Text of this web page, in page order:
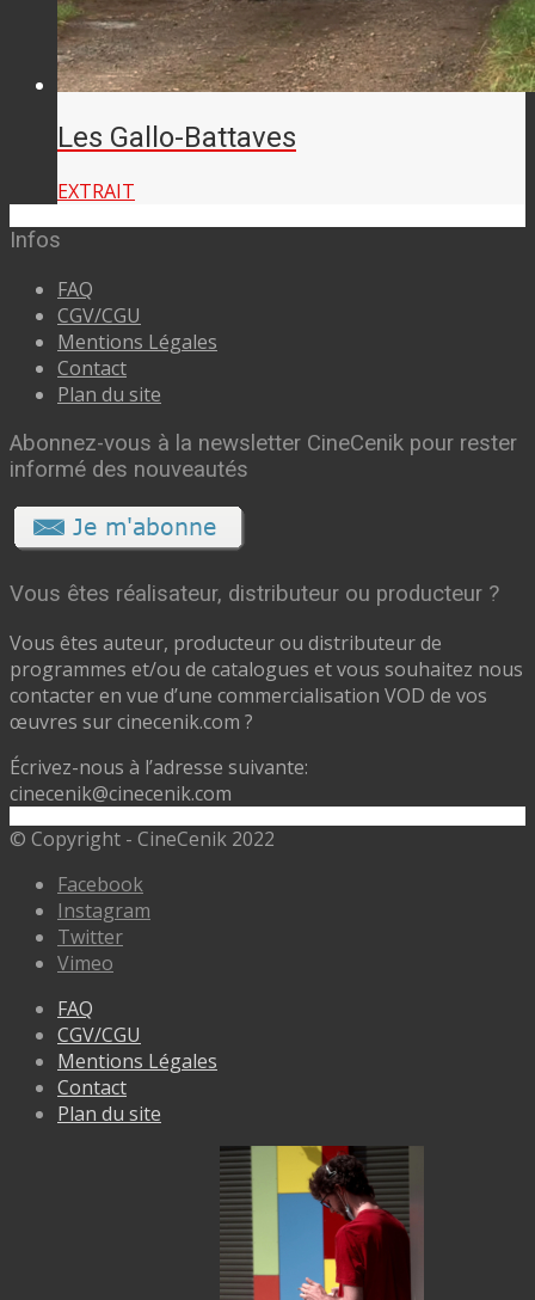
Les Gallo-Battaves
EXTRAIT
Infos
FAQ
CGV/CGU
Mentions Légales
Contact
Plan du site
Abonnez-vous à la newsletter CineCenik pour rester
informé des nouveautés
Vous êtes réalisateur, distributeur ou producteur ?
Vous êtes auteur, producteur ou distributeur de
programmes et/ou de catalogues et vous souhaitez nous
contacter en vue d’une commercialisation VOD de vos
œuvres sur cinecenik.com ?
Écrivez-nous à l’adresse suivante:
cinecenik@cinecenik.com
© Copyright - CineCenik 2022
Facebook
Instagram
Twitter
Vimeo
FAQ
CGV/CGU
Mentions Légales
Contact
Plan du site